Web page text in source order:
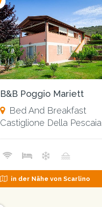
B&B Poggio Mariett
Bed And Breakfast
Castiglione Della Pescaia
in der Nähe von Scarlino